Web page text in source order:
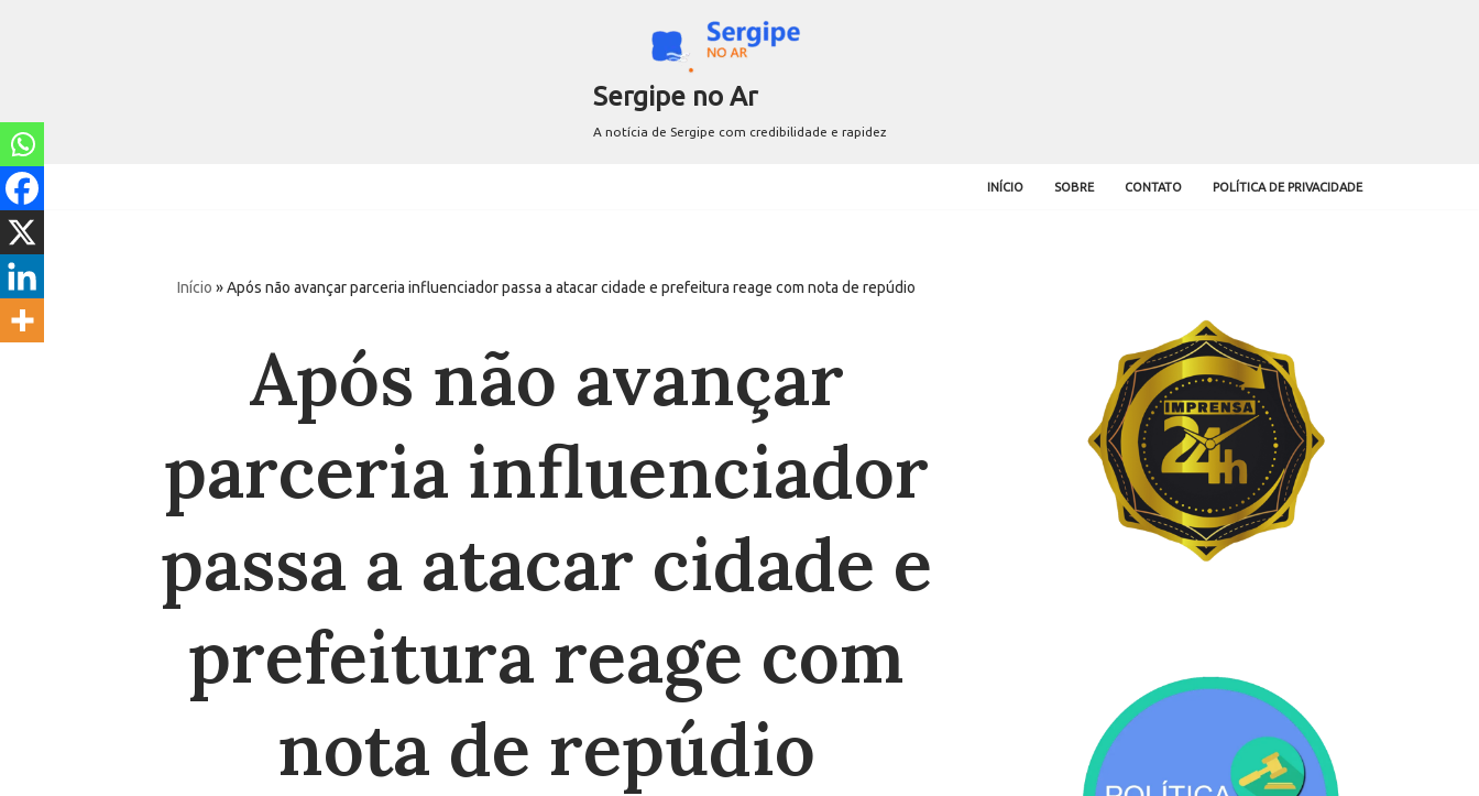
conteúdo
Sergipe no Ar
A notícia de Sergipe com credibilidade e rapidez
INÍCIO SOBRE CONTATO POLÍTICA DE PRIVACIDADE
Início »Após não avançar parceria influenciador passa a atacar cidade e prefeitura reage com nota de repúdio
Após não avançar
parceria influenciador
passa a atacar cidade e
prefeitura reage com
nota de repúdio